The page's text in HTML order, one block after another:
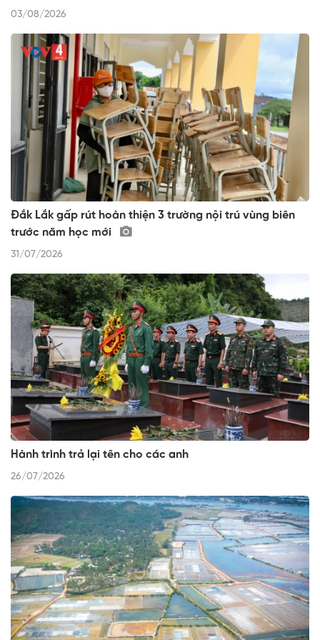
03/08/2026
Đắk Lắk gấp rút hoàn thiện 3 trường nội trú vùng biên
trước năm học mới
31/07/2026
Hành trình trả lại tên cho các anh
26/07/2026